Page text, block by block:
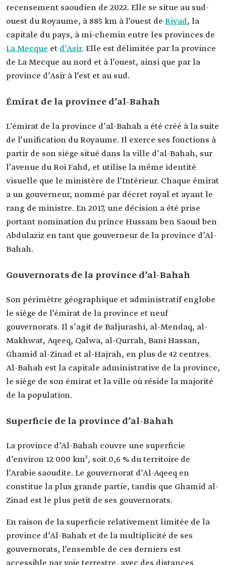
recensement saoudien de 2022. Elle se situe au sud-
ouest du Royaume, à 885 km à l’ouest de Riyad, la
capitale du pays, à mi-chemin entre les provinces de
La Mecque et d’Asir. Elle est délimitée par la province
de La Mecque au nord et à l’ouest, ainsi que par la
province d’Asir à l’est et au sud.
Émirat de la province d’al-Bahah
L’émirat de la province d’al-Bahah a été créé à la suite
de l’unification du Royaume. Il exerce ses fonctions à
partir de son siège situé dans la ville d’al-Bahah, sur
l’avenue du Roi Fahd, et utilise la même identité
visuelle que le ministère de l’Intérieur. Chaque émirat
a un gouverneur, nommé par décret royal et ayant le
rang de ministre. En 2017, une décision a été prise
portant nomination du prince Hussam ben Saoud ben
Abdulaziz en tant que gouverneur de la province d’Al-
Bahah.
Gouvernorats de la province d’al-Bahah
Son périmètre géographique et administratif englobe
le siège de l’émirat de la province et neuf
gouvernorats. Il s’agit de Baljurashi, al-Mendaq, al-
Makhwat, Aqeeq, Qalwa, al-Qurrah, Bani Hassan,
Ghamid al-Zinad et al-Hajrah, en plus de 42 centres.
Al-Bahah est la capitale administrative de la province,
le siège de son émirat et la ville où réside la majorité
de la population.
Superficie de la province d’al-Bahah
La province d’Al-Bahah couvre une superficie
d’environ 12 000 km², soit 0,6 % du territoire de
l’Arabie saoudite. Le gouvernorat d’Al-Aqeeq en
constitue la plus grande partie, tandis que Ghamid al-
Zinad est le plus petit de ses gouvernorats.
En raison de la superficie relativement limitée de la
province d’Al-Bahah et de la multiplicité de ses
gouvernorats, l’ensemble de ces derniers est